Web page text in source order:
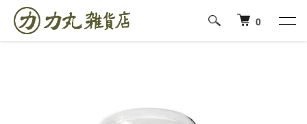
0
ホーム トレンドグラス・イエナ/trendglasJENA